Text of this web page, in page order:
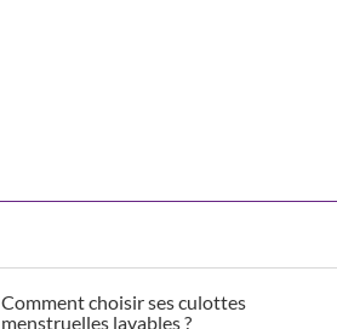
Comment choisir ses culottes
menstruelles lavables ?